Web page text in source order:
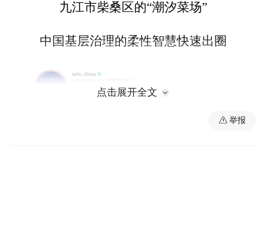
九江市柴桑区的“潮汐菜场”
中国基层治理的柔性智慧快速出圈
点击展开全文
举报